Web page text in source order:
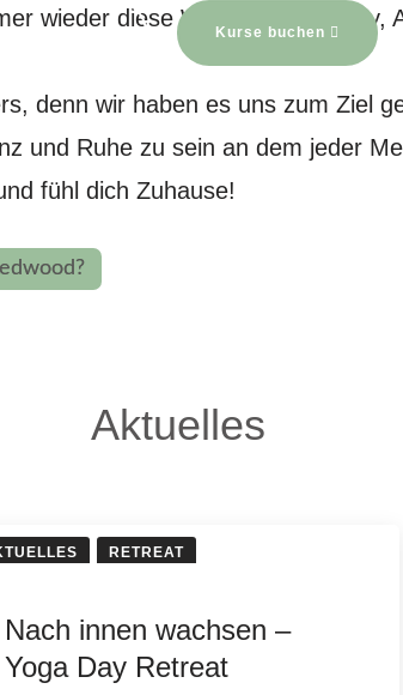
Kurse buchen
wieder diese Worte: Community,
denn wir haben es uns zum Ziel
und Ruhe zu sein an dem jeder
fühl dich Zuhause!
Aktuelles
RETREAT
Nach innen wachsen –
Yoga Day Retreat